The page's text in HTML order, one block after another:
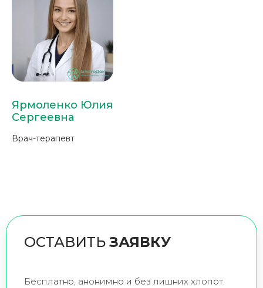
Ярмоленко Юлия
Сергеевна
Врач-терапевт
ОСТАВИТЬ ЗАЯВКУ
Бесплатно, анонимно и без лишних хлопот.